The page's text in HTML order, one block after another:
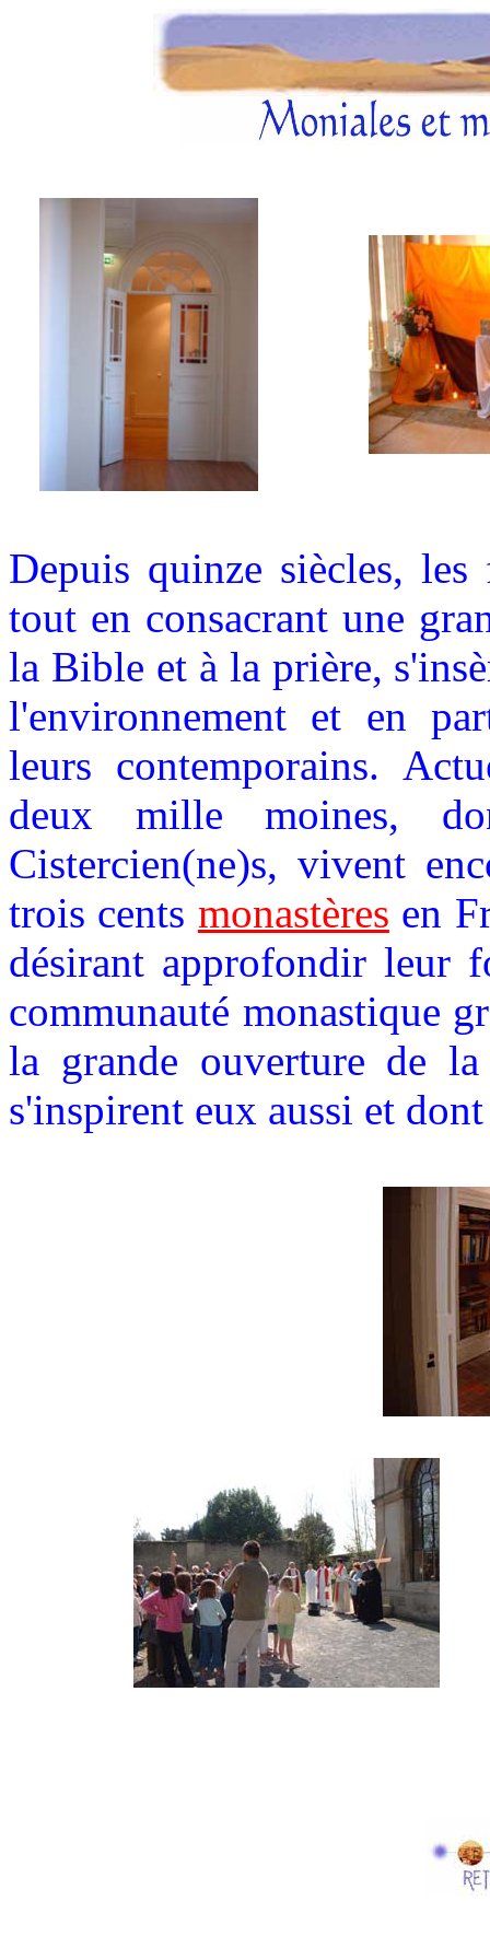
Depuis quinze siècles,
tout en consacrant une
la Bible et à la prière,
l'environnement et en
leurs contemporains.
deux mille moines,
Cistercien(ne)s, vivent
trois cents monastères en
désirant approfondir leur
communauté monastique
la grande ouverture de
s'inspirent eux aussi et